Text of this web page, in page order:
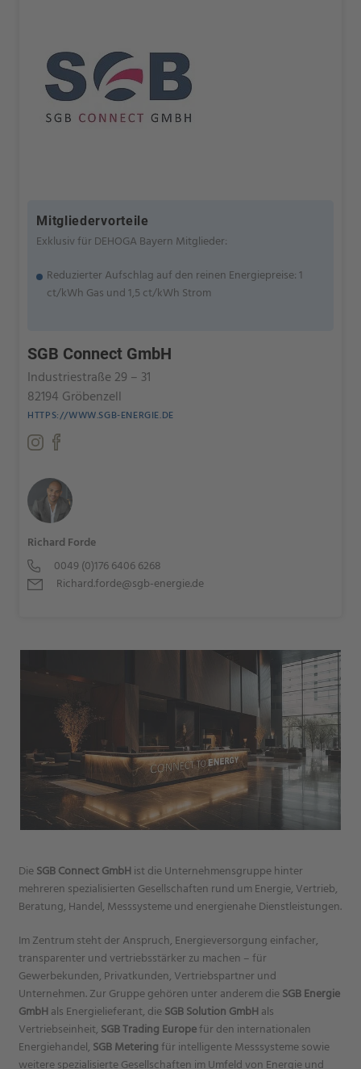
Mitgliedervorteile
Exklusiv für DEHOGA Bayern Mitglieder:
Reduzierter Aufschlag auf den reinen Energiepreise: 1
ct/kWh Gas und 1,5 ct/kWh Strom
SGB Connect GmbH
Industriestraße 29 – 31
82194 Gröbenzell
HTTPS://WWW.SGB-ENERGIE.DE
Richard Forde
0049 (0)176 6406 6268
Richard.forde@sgb-energie.de
DieSGB Connect GmbH ist die Unternehmensgruppe hinter
mehreren spezialisierten Gesellschaften rund um Energie, Vertrieb,
Beratung, Handel, Messsysteme und energienahe Dienstleistungen.
Im Zentrum steht der Anspruch, Energieversorgung einfacher,
transparenter und vertriebsstärker zu machen – für
Gewerbekunden, Privatkunden, Vertriebspartner und
Unternehmen. Zur Gruppe gehören unter anderem dieSGB Energie
GmbH als Energielieferant, dieSGB Solution GmbH als
Vertriebseinheit, SGB Trading Europefür den internationalen
Energiehandel, SGB Meteringfür intelligente Messsysteme sowie
weitere spezialisierte Gesellschaften im Umfeld von Energie und